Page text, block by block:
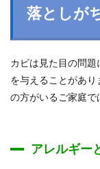
落としが
カビは見た目の問
を与えることがあ
の方がいるご家庭で
アレルギー